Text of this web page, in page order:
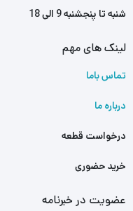
شنبه تا پنجشنبه 9 الی 18
لینک های مهم
تماس باما
درباره ما
درخواست قطعه
خرید حضوری
عضویت در خبرنامه